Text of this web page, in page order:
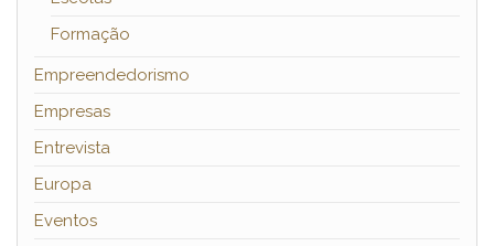
Formação
Empreendedorismo
Empresas
Entrevista
Europa
Eventos